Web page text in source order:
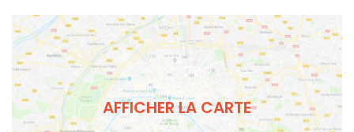
AFFICHER LA CARTE